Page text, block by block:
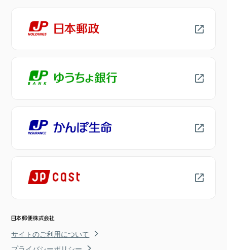
サイトのご利用について